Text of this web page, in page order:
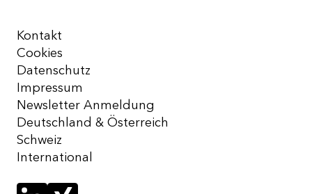
Kontakt
Cookies
Datenschutz
Impressum
Newsletter Anmeldung
Deutschland & Österreich
Schweiz
International